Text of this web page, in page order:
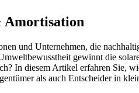
Amortisation
und Unternehmen, die
gewinnt die
In diesem Artikel erfahren Sie,
als auch Entscheider in